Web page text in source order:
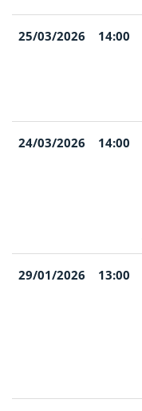
25/03/2026 14:00
24/03/2026 14:00
29/01/2026 13:00